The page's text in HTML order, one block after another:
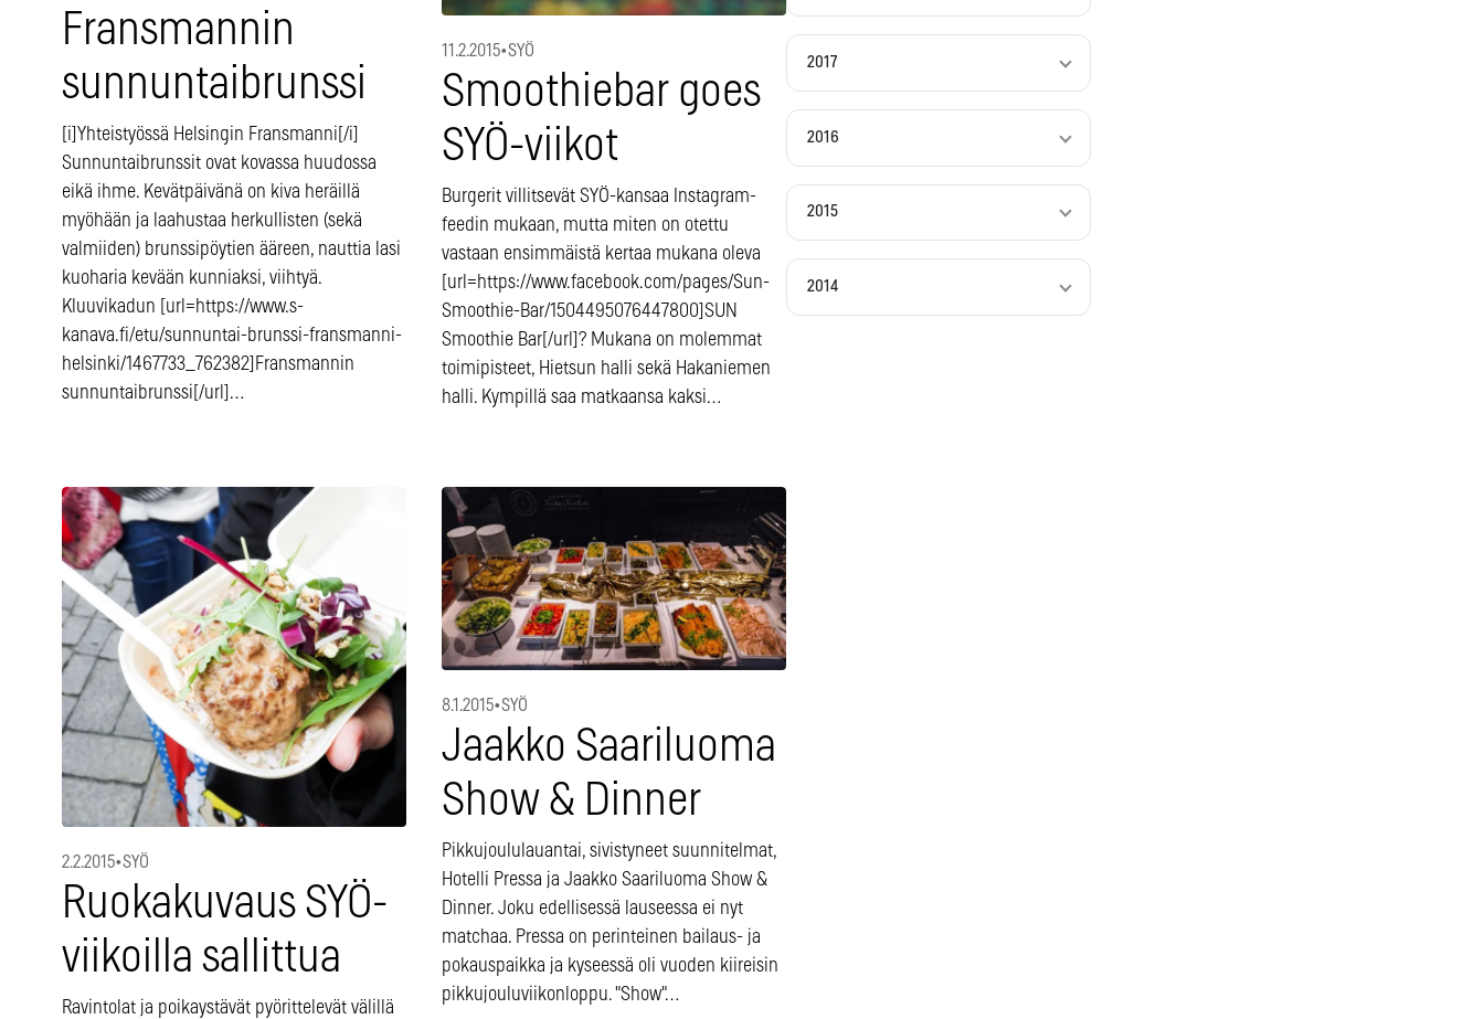
Fransmannin
sunnuntaibrunssi
[i]Yhteistyössä Helsingin Fransmanni[/i]
Sunnuntaibrunssit ovat kovassa huudossa
eikä ihme. Kevätpäivänä on kiva heräillä
myöhään ja laahustaa herkullisten (sekä
valmiiden) brunssipöytien ääreen, nauttia lasi
kuoharia kevään kunniaksi, viihtyä.
Kluuvikadun [url=https://www.s-
kanava.fi/etu/sunnuntai-brunssi-fransmanni-
helsinki/1467733_762382]Fransmannin
sunnuntaibrunssi[/url]…
11.2.2015•SYÖ
Smoothiebar goes
SYÖ-viikot
Burgerit villitsevät SYÖ-kansaa Instagram-
feedin mukaan, mutta miten on otettu
vastaan ensimmäistä kertaa mukana oleva
[url=https://www.facebook.com/pages/Sun-
Smoothie-Bar/1504495076447800]SUN
Smoothie Bar[/url]? Mukana on molemmat
toimipisteet, Hietsun halli sekä Hakaniemen
halli. Kympillä saa matkaansa kaksi…
2.2.2015•SYÖ
Ruokakuvaus SYÖ-
viikoilla sallittua
Ravintolat ja poikaystävät pyörittelevät välillä
8.1.2015•SYÖ
Jaakko Saariluoma
Show & Dinner
Pikkujoululauantai, sivistyneet suunnitelmat,
Hotelli Pressa ja Jaakko Saariluoma Show &
Dinner. Joku edellisessä lauseessa ei nyt
matchaa. Pressa on perinteinen bailaus- ja
pokauspaikka ja kyseessä oli vuoden kiireisin
pikkujouluviikonloppu. "Show"…
2017
2016
2015
2014